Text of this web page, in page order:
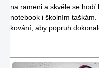
na rameni a skvěle se hodí
notebook i školním
kování, aby popruh